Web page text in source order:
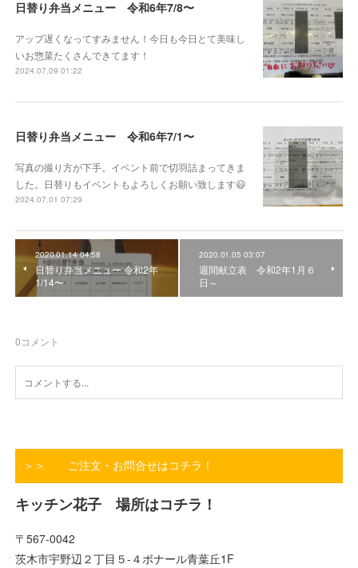
日替り弁当メニュー 令和6年7/8〜
アップ遅くなってすみません！今日も今日とて美味し
いお惣菜たくさんできてます！
2024.07.09 01:22
日替り弁当メニュー 令和6年7/1〜
写真の撮り方が下手。イベント前で切羽詰まってきま
した。日替りもイベントもよろしくお願い致します😃
2024.07.01 07:29
2020.01.14 04:58
日替り弁当メニュー 令和2年
1/14〜
2020.01.05 03:07
週間献立表 令和2年1月６
日～
0コメント
＞＞ ご注文・お問合せはコチラ！
キッチン花子 場所はコチラ！
〒567-0042
茨木市宇野辺２丁目５-４ボナール青葉丘1F